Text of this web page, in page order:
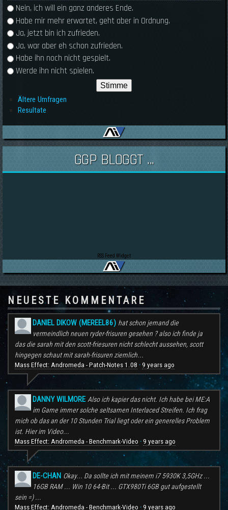
Auswahlmöglichkeiten
Nein, ich will ein ganz anderes Ende.
Habe mir mehr erwartet, geht aber in Ordnung.
Ja, jetzt bin ich zufrieden.
Ja, war aber eh schon zufrieden.
Habe ihn noch nicht gespielt.
Werde ihn nicht spielen.
Ältere Umfragen
Resultate
GGP BLOGGT ...
RSS Feed Widget
NEUESTE KOMMENTARE
DANIEL DIKOW (MEREEL86) hat schon jemand die
vermeindlich neuen ryder-frisuren gesehen ? also ich finde ja
das die sarah mit den scott-friesuren nicht schlecht aussehen, scott
hingegen schaut mit sarah-frisuren ziemlich...
Mass Effect: Andromeda - Patch-Notes 1.08 · 9 years ago
DANNY WILMORE Also ich kapier das nicht. Ich habe bei ME:A
im Game immer solche seltsamen Interlaced Streifen. Ich frag
mich ob das an der 10 Stunden Trial liegt oder ein generelles Problem
ist. Hier im Video...
Mass Effect: Andromeda - Benchmark-Video · 9 years ago
DE-CHAN Okay... Da sollte ich mit meinem i7 5930K 3,5GHz ...
16GB RAM ... Win 10 64-Bit ... GTX980Ti 6GB gut aufgestellt
sein =) ...
Mass Effect: Andromeda - Benchmark-Video · 9 years ago